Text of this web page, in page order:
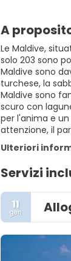
A
Le Maldive,
solo 203 sono
Maldive sono
turchese, la
Maldive sono
scuro con
per l'anima e
attenzione, il
Ulteriori
Servizi
11
gen